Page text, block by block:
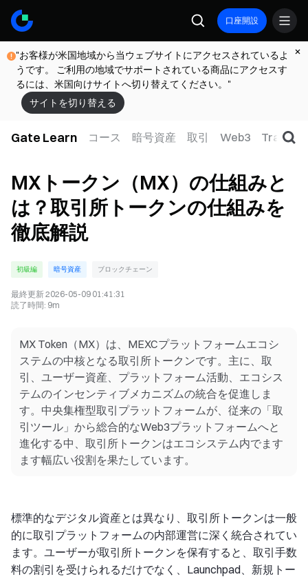
口座開設
"お客様が米国地域から当ウェブサイトにアクセスされているよ
うです。 ご利用の地域でサポートされている商品にアクセスす
るには、米国向けサイトへ切り替えてください。"
サイトを切り替える
Gate Learn コース 暗号資産 取引 Web3 TradFi
MXトークン（MX）の仕組みと
は？取引所トークンの仕組みを
徹底解説
初級編 暗号資産 ブロックチェーン
最終更新2026-05-09 01:41:31
読了時間: 9m
MX Token（MX）は、MEXCプラットフォームエコシ
ステムの中核となる取引所トークンです。主に、取
引、ユーザー資産、プラットフォーム活動、エコシス
テムのインセンティブメカニズムの統合を促進しま
す。中央集権型取引プラットフォームが、従来の「取
引ツール」から総合的なWeb3プラットフォームへと
進化する中、取引所トークンはエコシステム内でます
ます幅広い役割を果たしています。
標準的なデジタル資産とは異なり、取引所トークンは一般
的に取引プラットフォームの内部運営に深く統合されてい
ます。ユーザーが取引所トークンを保有すると、取引手数
料の割引を受けられるだけでなく、Launchpad、新規トー